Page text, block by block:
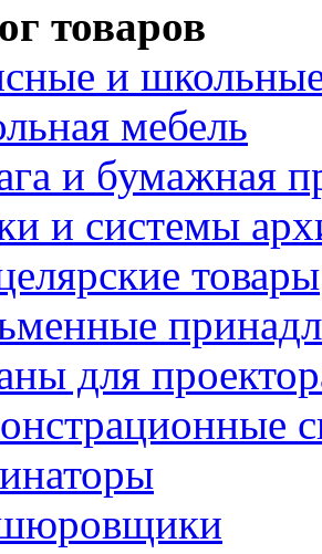
товаров
и
мебель
и бумажная
и системы
товары
для